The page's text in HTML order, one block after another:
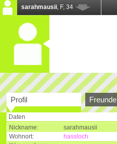
sarahmausii, F, 34
Profil Freunde
Daten
Nickname:
sarahmausii
Wohnort:
hassloch